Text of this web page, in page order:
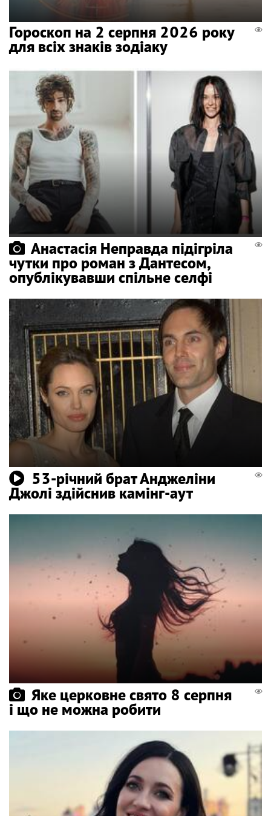
Гороскоп на 2 серпня 2026 року
для всіх знаків зодіаку
Анастасія Неправда підігріла
чутки про роман з Дантесом,
опублікувавши спільне селфі
53-річний брат Анджеліни
Джолі здійснив камінг-аут
Яке церковне свято 8 серпня
і що не можна робити